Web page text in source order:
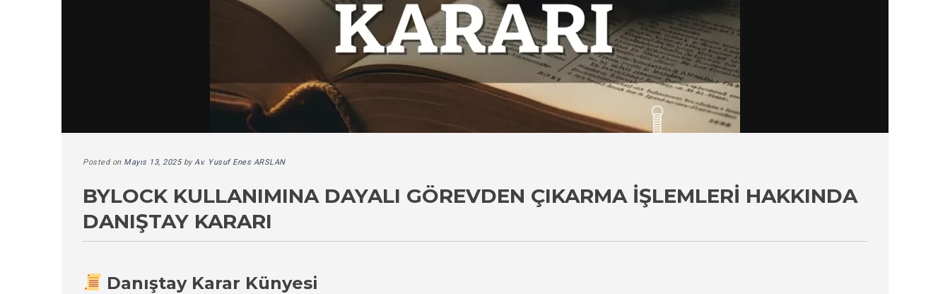
Posted on Mayıs 13, 2025byAv. Yusuf Enes ARSLAN
BYLOCK KULLANIMINA DAYALI GÖREVDEN ÇIKARMA İŞLEMLERI HAKKINDA
DANIŞTAY KARARI
Danıştay Karar Künyesi